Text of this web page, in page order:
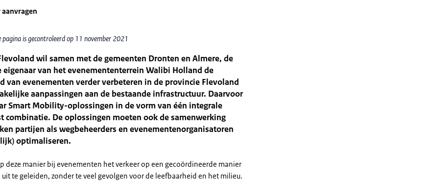
pagina is gecontroleerd op 11 november 2021
wil samen met de gemeenten Dronten en Almere, de
eigenaar van het evenemententerrein Walibi Holland de
van evenementen verder verbeteren in de provincie Flevoland
aanpassingen aan de bestaande infrastructuur. Daarvoor
Smart Mobility-oplossingen in de vorm van één integrale
combinatie. De oplossingen moeten ook de samenwerking
partijen als wegbeheerders en evenementenorganisatoren
optimaliseren.
deze manier bij evenementen het verkeer op een gecoördineerde manier
te geleiden, zonder te veel gevolgen voor de leefbaarheid en het milieu.